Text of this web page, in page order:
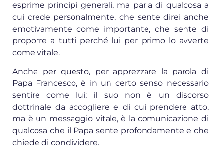
esprime principi generali, ma parla di qualcosa a
cui crede personalmente, che sente direi anche
emotivamente come importante, che sente di
proporre a tutti perché lui per primo lo avverte
come vitale.
Anche per questo, per apprezzare la parola di
Papa Francesco, è in un certo senso necessario
sentire come lui; il suo non è un discorso
dottrinale da accogliere e di cui prendere atto,
ma è un messaggio vitale, è la comunicazione di
qualcosa che il Papa sente profondamente e che
chiede di condividere.